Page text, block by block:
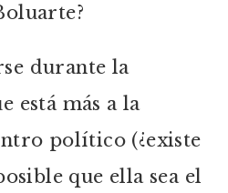
durante la
está más a la
político (¿existe
que ella sea el